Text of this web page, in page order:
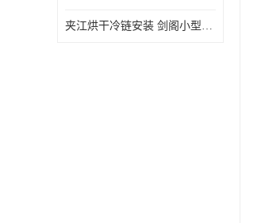
夹江烘干冷链安装 剑阁小型冷库安装 设计方案